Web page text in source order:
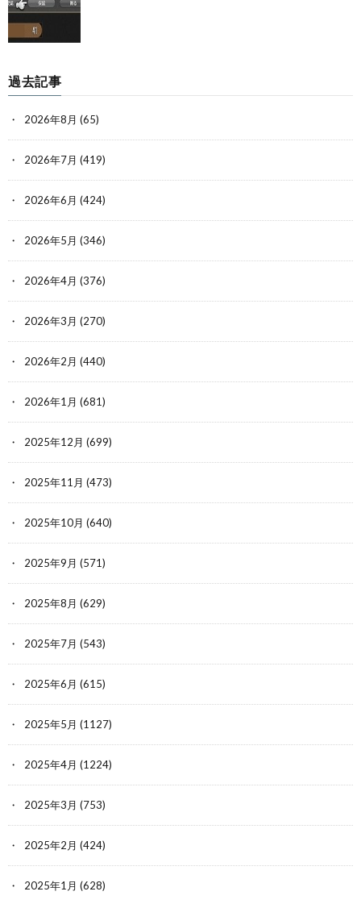
過去記事
2026年8月 (65)
2026年7月 (419)
2026年6月 (424)
2026年5月 (346)
2026年4月 (376)
2026年3月 (270)
2026年2月 (440)
2026年1月 (681)
2025年12月 (699)
2025年11月 (473)
2025年10月 (640)
2025年9月 (571)
2025年8月 (629)
2025年7月 (543)
2025年6月 (615)
2025年5月 (1127)
2025年4月 (1224)
2025年3月 (753)
2025年2月 (424)
2025年1月 (628)